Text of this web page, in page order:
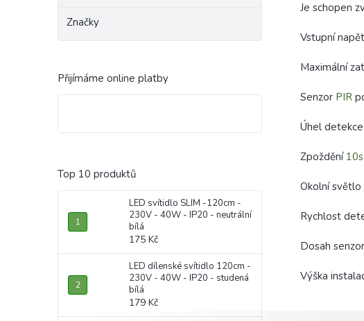
Značky
Přijímáme online platby
Top 10 produktů
LED svítidlo SLIM -120cm -
230V - 40W - IP20 - neutrální
bílá
175 Kč
LED dílenské svítidlo 120cm -
230V - 40W - IP20 - studená
bílá
179 Kč
Je schopen
Vstupní
Maximální
Senzor PIR
Úhel
Zpoždění
Okolní světlo
Rychlost
Dosah
Výška